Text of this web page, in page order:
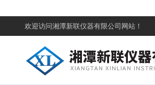
欢迎访问湘潭新联仪器有限公司网站！